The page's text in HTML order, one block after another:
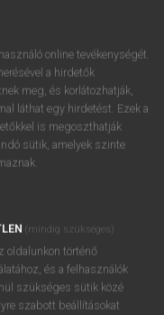
online tevékenységét.
a hirdetők
meg, és korlátozhatják,
láthat egy hirdetést. Ezek a
is megoszthatják
sütik, amelyek szinte
(mindig szükséges)
oldalunkon történő
és a felhasználók
szükséges sütik közé
szabott beállításokat